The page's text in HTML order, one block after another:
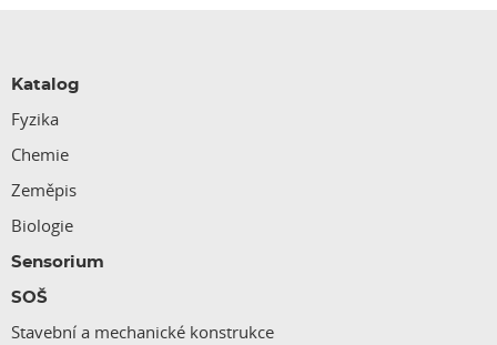
Katalog
Fyzika
Chemie
Zeměpis
Biologie
Sensorium
SOŠ
Stavební a mechanické konstrukce